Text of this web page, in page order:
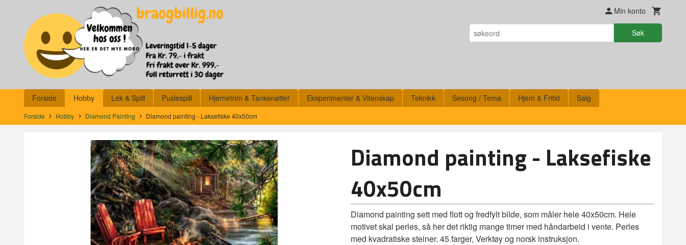
innholdet
Min konto
Søk
Produkter
Forside Hobby Lek & Spill Puslespill Hjernetrim & Tankenøtter Eksperimenter & Vitenskap Teknikk Sesong / Tema Hjem & Fritid Salg
Forside Hobby Diamond Painting Diamond painting - Laksefiske 40x50cm
Diamond painting - Laksefiske
40x50cm
Diamond painting sett med flott og fredfylt bilde, som måler hele 40x50cm. Hele
motivet skal perles, så her det riktig mange timer med håndarbeid i vente. Perles
med kvadratiske steiner. 45 farger, Verktøy og norsk instruksjon.